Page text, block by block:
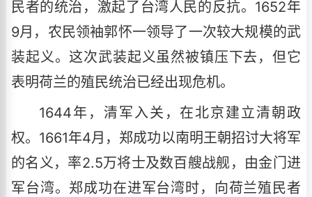
民者的统治，激起了台湾人民的反抗。1652年
9月，农民领袖郭怀一领导了一次较大规模的武
装起义。这次武装起义虽然被镇压下去，但它
表明荷兰的殖民统治已经出现危机。
1644年，清军入关，在北京建立清朝政
权。1661年4月，郑成功以南明王朝招讨大将军
的名义，率2.5万将士及数百艘战舰，由金门进
军台湾。郑成功在进军台湾时，向荷兰殖民者